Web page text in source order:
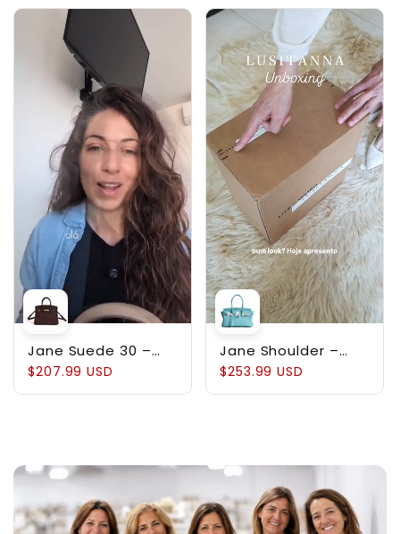
Jane Suede 30 –
Bolsa em Couro
$207.99 USD
Jane Shoulder –
Bolsa Estruturada
$253.99 USD